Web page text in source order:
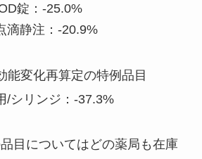
錠：-25.0%
滴静注：-20.9%
能変化再算定の特例品目
/シリンジ：-37.3%
目についてはどの薬局も在庫